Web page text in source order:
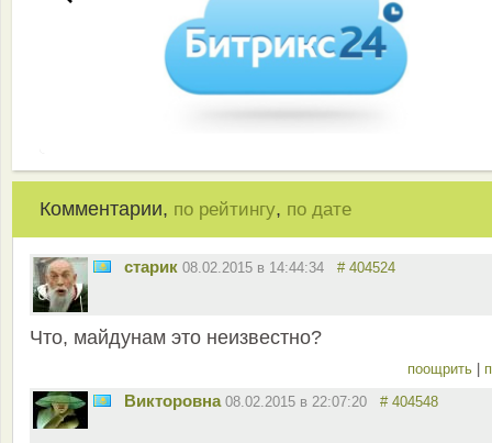
Комментарии, по рейтингу, по дате
старик 08.02.2015 в 14:44:34 # 404524
Что, майдунам это неизвестно?
поощрить
Викторовна 08.02.2015 в 22:07:20 # 404548